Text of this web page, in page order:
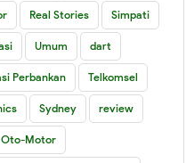
Real Stories Simpati
Umum dart
Perbankan Telkomsel
Sydney review
Oto-Motor